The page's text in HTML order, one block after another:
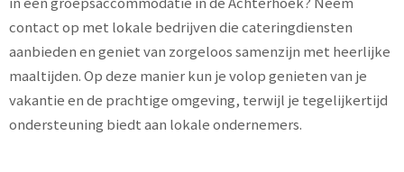
contact op met lokale bedrijven die cateringdiensten
aanbieden en geniet van zorgeloos samenzijn met heerlijke
maaltijden. Op deze manier kun je volop genieten van je
vakantie en de prachtige omgeving, terwijl je tegelijkertijd
ondersteuning biedt aan lokale ondernemers.